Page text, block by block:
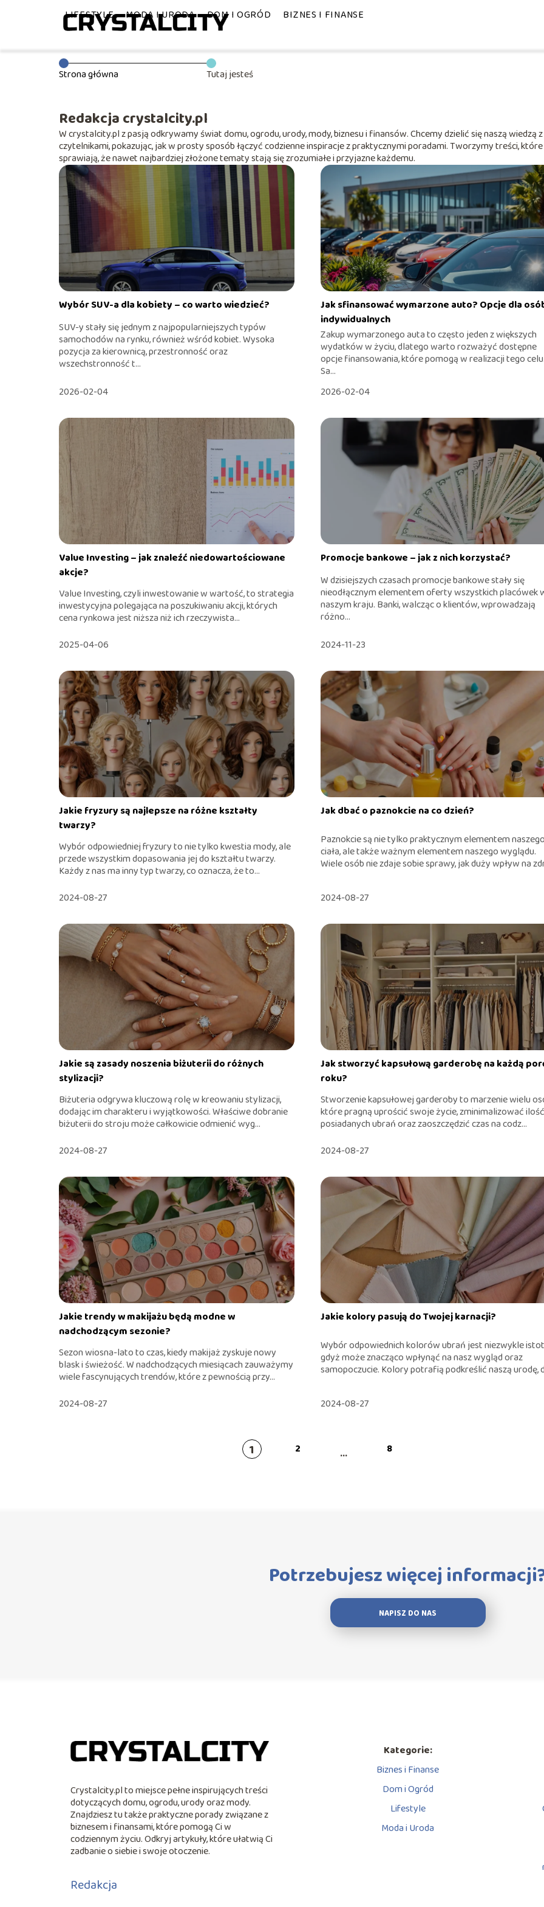
LIFESTYLE MODA I URODA DOM I OGRÓD BIZNES I FINANSE
Strona główna Tutaj jesteś
Redakcja crystalcity.pl
W crystalcity.pl z pasją odkrywamy świat domu, ogrodu, urody, mody, biznesu i finansów. Chcemy dzielić się naszą wiedzą z
czytelnikami, pokazując, jak w prosty sposób łączyć codzienne inspiracje z praktycznymi poradami. Tworzymy treści, które
sprawiają, że nawet najbardziej złożone tematy stają się zrozumiałe i przyjazne każdemu.
Wybór SUV-a dla kobiety – co warto wiedzieć?
SUV-y stały się jednym z najpopularniejszych typów
samochodów na rynku, również wśród kobiet. Wysoka
pozycja za kierownicą, przestronność oraz
wszechstronność t...
2026-02-04
Jak sfinansować wymarzone auto? Opcje dla
indywidualnych
Zakup wymarzonego auta to często jeden z większych
wydatków w życiu, dlatego warto rozważyć dostępne
opcje finansowania, które pomogą w realizacji tego
Sa...
2026-02-04
Value Investing – jak znaleźć niedowartościowane
akcje?
Value Investing, czyli inwestowanie w wartość, to strategia
inwestycyjna polegająca na poszukiwaniu akcji, których
cena rynkowa jest niższa niż ich rzeczywista...
2025-04-06
Promocje bankowe – jak z nich korzystać?
W dzisiejszych czasach promocje bankowe stały się
nieodłącznym elementem oferty wszystkich placówek
naszym kraju. Banki, walcząc o klientów, wprowadzają
różno...
2024-11-23
Jakie fryzury są najlepsze na różne kształty
twarzy?
Wybór odpowiedniej fryzury to nie tylko kwestia mody, ale
przede wszystkim dopasowania jej do kształtu twarzy.
Każdy z nas ma inny typ twarzy, co oznacza, że to...
2024-08-27
Jak dbać o paznokcie na co dzień?
Paznokcie są nie tylko praktycznym elementem
ciała, ale także ważnym elementem naszego wyglądu.
Wiele osób nie zdaje sobie sprawy, jak duży wpływ na
2024-08-27
Jakie są zasady noszenia biżuterii do różnych
stylizacji?
Biżuteria odgrywa kluczową rolę w kreowaniu stylizacji,
dodając im charakteru i wyjątkowości. Właściwe dobranie
biżuterii do stroju może całkowicie odmienić wyg...
2024-08-27
Jak stworzyć kapsułową garderobę na każdą
roku?
Stworzenie kapsułowej garderoby to marzenie wielu
które pragną uprościć swoje życie, zminimalizować
posiadanych ubrań oraz zaoszczędzić czas na codz...
2024-08-27
Jakie trendy w makijażu będą modne w
nadchodzącym sezonie?
Sezon wiosna-lato to czas, kiedy makijaż zyskuje nowy
blask i świeżość. W nadchodzących miesiącach zauważymy
wiele fascynujących trendów, które z pewnością przy...
2024-08-27
Jakie kolory pasują do Twojej karnacji?
Wybór odpowiednich kolorów ubrań jest niezwykle
gdyż może znacząco wpłynąć na nasz wygląd oraz
samopoczucie. Kolory potrafią podkreślić naszą urodę,
2024-08-27
1 2 ... 8
Potrzebujesz więcej
NAPISZ DO NAS
Crystalcity.pl to miejsce pełne inspirujących treści
dotyczących domu, ogrodu, urody oraz mody.
Znajdziesz tu także praktyczne porady związane z
biznesem i finansami, które pomogą Ci w
codziennym życiu. Odkryj artykuły, które ułatwią Ci
zadbanie o siebie i swoje otoczenie.
Redakcja
Kategorie:
Biznes i Finanse
Dom i Ogród
Lifestyle
Moda i Uroda